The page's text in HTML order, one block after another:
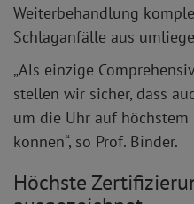
Weiterbehandlung
Schlaganfälle aus
„Als einzige
stellen wir sicher, dass
um die Uhr auf
können“, so Prof. Binder.
Höchste